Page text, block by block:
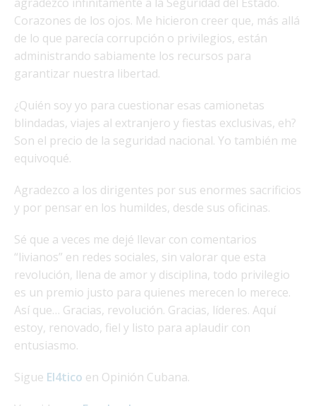
Corazones de los ojos. Me hicieron creer que, más allá
de lo que parecía corrupción o privilegios, están
administrando sabiamente los recursos para
garantizar nuestra libertad.
¿Quién soy yo para cuestionar esas camionetas
blindadas, viajes al extranjero y fiestas exclusivas, eh?
Son el precio de la seguridad nacional. Yo también me
equivoqué.
Agradezco a los dirigentes por sus enormes sacrificios
y por pensar en los humildes, desde sus oficinas.
Sé que a veces me dejé llevar con comentarios
“livianos” en redes sociales, sin valorar que esta
revolución, llena de amor y disciplina, todo privilegio
es un premio justo para quienes merecen lo merece.
Así que… Gracias, revolución. Gracias, líderes. Aquí
estoy, renovado, fiel y listo para aplaudir con
entusiasmo.
Sigue El4tico en Opinión Cubana.